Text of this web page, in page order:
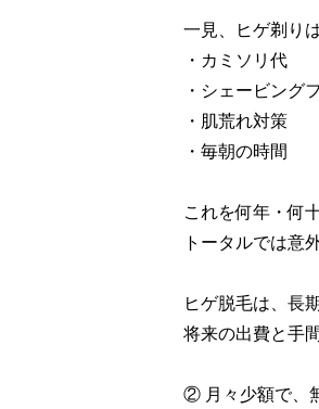
一見、ヒゲ剃り
・カミソリ代
・シェービング
・肌荒れ対策
・毎朝の時間
これを何年・何
トータルでは意
ヒゲ脱毛は、長
将来の出費と手
② 月々少額で、